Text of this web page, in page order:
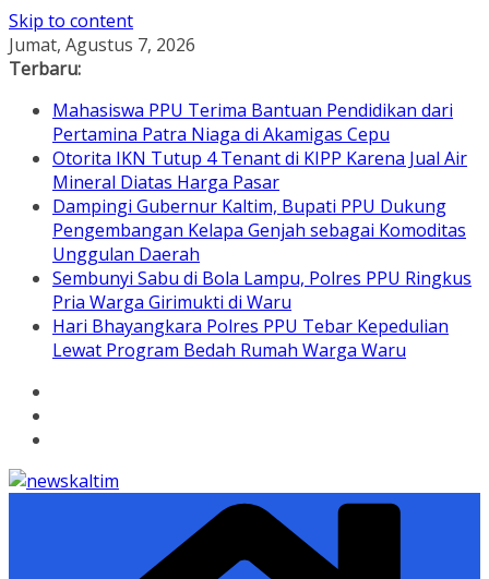
Skip to content
Jumat, Agustus 7, 2026
Terbaru:
Mahasiswa PPU Terima Bantuan Pendidikan dari
Pertamina Patra Niaga di Akamigas Cepu
Otorita IKN Tutup 4 Tenant di KIPP Karena Jual Air
Mineral Diatas Harga Pasar
Dampingi Gubernur Kaltim, Bupati PPU Dukung
Pengembangan Kelapa Genjah sebagai Komoditas
Unggulan Daerah
Sembunyi Sabu di Bola Lampu, Polres PPU Ringkus
Pria Warga Girimukti di Waru
Hari Bhayangkara Polres PPU Tebar Kepedulian
Lewat Program Bedah Rumah Warga Waru